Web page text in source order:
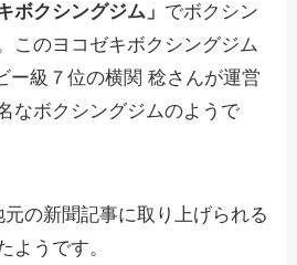
ボクシングジム」 でボクシン
このヨコゼキボクシングジム
ー級７位の横関 稔さんが運営
なボクシングジムのようで
の新聞記事に取り上げられる
ようです。